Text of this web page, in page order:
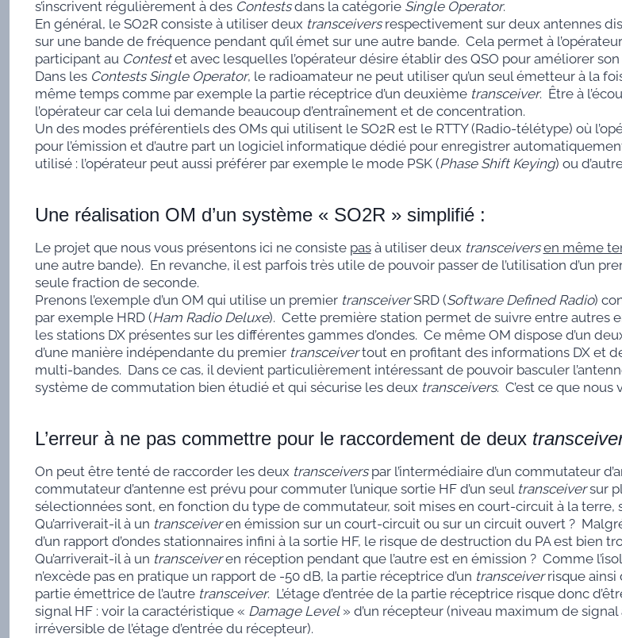
s’inscrivent régulièrement à des Contestsdans la catégorie Single Operator.
En général, le SO2R consiste à utiliser deux transceiversrespectivement sur deux antennes
sur une bande de fréquence pendant qu’il émet sur une autre bande. Cela permet à
participant au Contestet avec lesquelles l’opérateur désire établir des QSO pour améliorer
Dans les Contests Single Operator, le radioamateur ne peut utiliser qu’un seul émetteur à la
même temps comme par exemple la partie réceptrice d’un deuxième transceiver. Être à
l’opérateur car cela lui demande beaucoup d’entraînement et de concentration.
Un des modes préférentiels des OMs qui utilisent le SO2R est le RTTY (Radio-télétype) où
pour l’émission et d’autre part un logiciel informatique dédié pour enregistrer
utilisé : l’opérateur peut aussi préférer par exemple le mode PSK (Phase Shift Keying) ou
Une réalisation OM d’un système « SO2R » simplifié :
Le projet que nous vous présentons ici ne consiste pasà utiliser deux transceivers en même
une autre bande). En revanche, il est parfois très utile de pouvoir passer de l’utilisation d’un
seule fraction de seconde.
Prenons l’exemple d’un OM qui utilise un premier transceiverSRD (Software Defined Radio)
par exemple HRD (Ham Radio Deluxe). Cette première station permet de suivre entre autres
les stations DX présentes sur les différentes gammes d’ondes. Ce même OM dispose d’un
d’une manière indépendante du premier transceivertout en profitant des informations DX et
multi-bandes. Dans ce cas, il devient particulièrement intéressant de pouvoir basculer
système de commutation bien étudié et qui sécurise les deux transceivers. C’est ce que nous
L’erreur à ne pas commettre pour le raccordement de deux
On peut être tenté de raccorder les deux transceiverspar l’intermédiaire d’un commutateur
commutateur d’antenne est prévu pour commuter l’unique sortie HF d’un seul transceiversur
sélectionnées sont, en fonction du type de commutateur, soit mises en court-circuit à la terre,
Qu’arriverait-il à un transceiveren émission sur un court-circuit ou sur un circuit ouvert ?
d’un rapport d’ondes stationnaires infini à la sortie HF, le risque de destruction du PA est bien
Qu’arriverait-il à un transceiveren réception pendant que l’autre est en émission ? Comme
n’excède pas en pratique un rapport de -50 dB, la partie réceptrice d’un transceiverrisque ainsi
partie émettrice de l’autre transceiver. L’étage d’entrée de la partie réceptrice risque donc
signal HF : voir la caractéristique « Damage Level» d’un récepteur (niveau maximum de
irréversible de l’étage d’entrée du récepteur).